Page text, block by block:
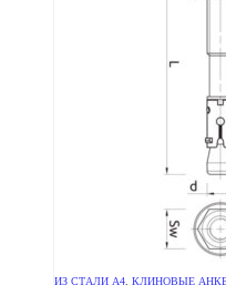
ИЗ СТАЛИ А4 КЛИНОВЫЕ